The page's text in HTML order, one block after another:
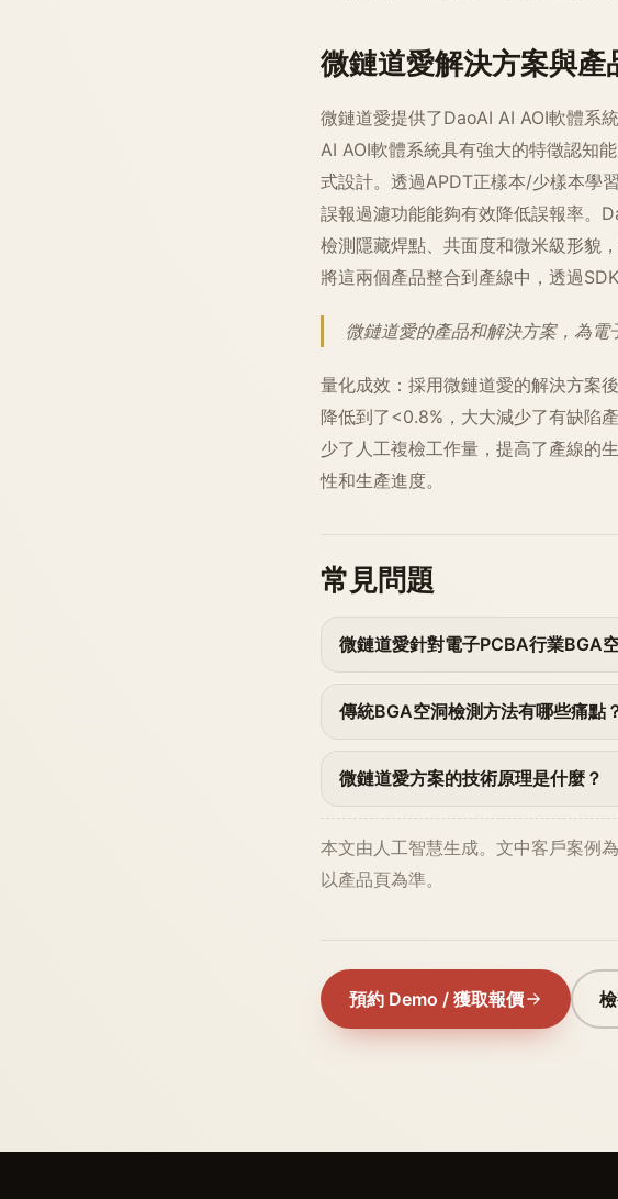
微鏈道愛解決方案與產
微鏈道愛提供了DaoAI AI AOI軟體系
AI AOI軟體系統具有強大的特徵認知
式設計。透過APDT正樣本/少樣本學
誤報過濾功能能夠有效降低誤報率。
檢測隱藏焊點、共面度和微米級形貌
將這兩個產品整合到產線中，透過
微鏈道愛的產品和解決方案，為電
量化成效：採用微鏈道愛的解決方案
降低到了<0.8%，大大減少了有缺陷
少了人工複檢工作量，提高了產線的
性和生產進度。
常見問題
微鏈道愛針對電子PCBA行業BGA
傳統BGA空洞檢測方法有哪些痛點
微鏈道愛方案的技術原理是什麼？
本文由人工智慧生成。文中客戶案例
以產品頁為準。
預約 Demo / 獲取報價